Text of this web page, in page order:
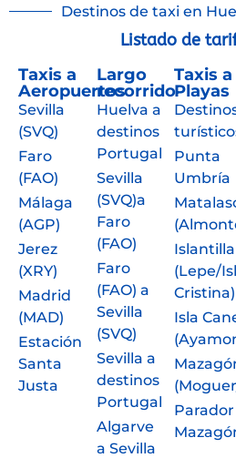
Destinos de taxi en
Listado de
Taxis a
Aeropuertos
Sevilla
(SVQ)
Faro
(FAO)
Málaga
(AGP)
Jerez
(XRY)
Madrid
(MAD)
Estación
Santa
Justa
Largo
recorrido
Huelva a
destinos
Portugal
Sevilla
(SVQ)a
Faro
(FAO)
Faro
(FAO) a
Sevilla
(SVQ)
Sevilla a
destinos
Portugal
Algarve
a Sevilla
Taxis a
Playas
Punta
Umbría
Islantilla
(Lepe/
Cristina)
Isla
Parador